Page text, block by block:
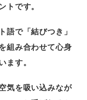
です。
語で「結びつき」
組み合わせて心身
ます。
気を吸い込みなが